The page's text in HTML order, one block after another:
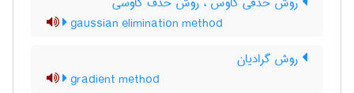
gaussian elimination method
روش گرادیان
gradient method